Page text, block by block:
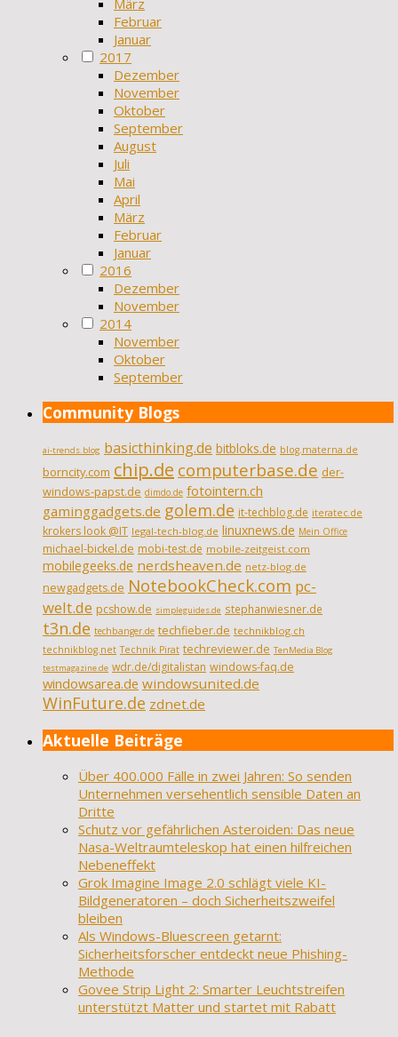
März
Februar
Januar
2017
Dezember
November
Oktober
September
August
Juli
Mai
April
März
Februar
Januar
2016
Dezember
November
2014
November
Oktober
September
Community Blogs
ai-trends.blog basicthinking.de bitbloks.de blog.materna.de
borncity.com chip.de computerbase.de der-
windows-papst.de dimdo.de fotointern.ch
gaminggadgets.de golem.de it-techblog.de iteratec.de
krokers look @IT legal-tech-blog.de linuxnews.de Mein Office
michael-bickel.de mobi-test.de mobile-zeitgeist.com
mobilegeeks.de nerdsheaven.de netz-blog.de
newgadgets.de NotebookCheck.com pc-
welt.de pcshow.de simpleguides.de stephanwiesner.de
t3n.de techbanger.de techfieber.de technikblog.ch
technikblog.net Technik Pirat techreviewer.de TenMedia Blog
testmagazine.de wdr.de/digitalistan windows-faq.de
windowsarea.de windowsunited.de
WinFuture.de zdnet.de
Aktuelle Beiträge
Über 400.000 Fälle in zwei Jahren: So senden
Unternehmen versehentlich sensible Daten an
Dritte
Schutz vor gefährlichen Asteroiden: Das neue
Nasa-Weltraumteleskop hat einen hilfreichen
Nebeneffekt
Grok Imagine Image 2.0 schlägt viele KI-
Bildgeneratoren – doch Sicherheitszweifel
bleiben
Als Windows-Bluescreen getarnt:
Sicherheitsforscher entdeckt neue Phishing-
Methode
Govee Strip Light 2: Smarter Leuchtstreifen
unterstützt Matter und startet mit Rabatt